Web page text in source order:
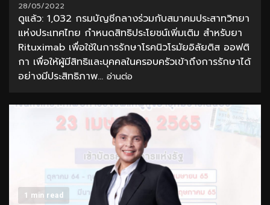
28/05/2022
ดูแล้ว: 1,032 กรมบัญชีกลางร่วมกับสมาคมประสาทวิทยา
แห่งประเทศไทย กำหนดสิทธิประโยชน์เพิ่มเติม สำหรับยา
Rituximab เพื่อใช้ในการรักษาโรคนิวโรมัยอิลัยติส ออฟติ
กา เพื่อให้ผู้มีสิทธิและบุคคลในครอบครัวเข้าถึงการรักษาได้
อย่างมีประสิทธิภาพ... อ่านต่อ
1 min read